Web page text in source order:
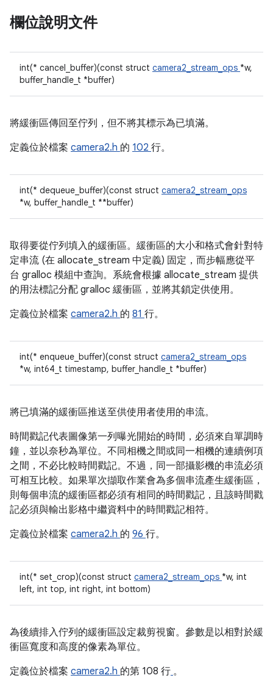
欄位說明文件
int(* cancel_buffer)(const struct camera2_stream_ops *w,
buffer_handle_t *buffer)
將緩衝區傳回至佇列，但不將其標示為已填滿。
定義位於檔案 camera2.h 的 102 行。
int(* dequeue_buffer)(const struct camera2_stream_ops
*w, buffer_handle_t **buffer)
取得要從佇列填入的緩衝區。緩衝區的大小和格式會針對特
定串流 (在 allocate_stream 中定義) 固定，而步幅應從平
台 gralloc 模組中查詢。系統會根據 allocate_stream 提供
的用法標記分配 gralloc 緩衝區，並將其鎖定供使用。
定義位於檔案 camera2.h 的 81 行。
int(* enqueue_buffer)(const struct camera2_stream_ops
*w, int64_t timestamp, buffer_handle_t *buffer)
將已填滿的緩衝區推送至供使用者使用的串流。
時間戳記代表圖像第一列曝光開始的時間，必須來自單調時
鐘，並以奈秒為單位。不同相機之間或同一相機的連續例項
之間，不必比較時間戳記。不過，同一部攝影機的串流必須
可相互比較。如果單次擷取作業會為多個串流產生緩衝區，
則每個串流的緩衝區都必須有相同的時間戳記，且該時間戳
記必須與輸出影格中繼資料中的時間戳記相符。
定義位於檔案 camera2.h 的 96 行。
int(* set_crop)(const struct camera2_stream_ops *w, int
left, int top, int right, int bottom)
為後續排入佇列的緩衝區設定裁剪視窗。參數是以相對於緩
衝區寬度和高度的像素為單位。
定義位於檔案 camera2.h 的第 108 行 。